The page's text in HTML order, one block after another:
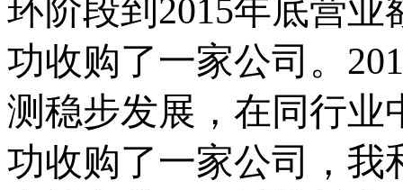
环阶段到 2015年底营业
功收购了一家公司。
测稳步发展，在同行业
功收购了一家公司，我